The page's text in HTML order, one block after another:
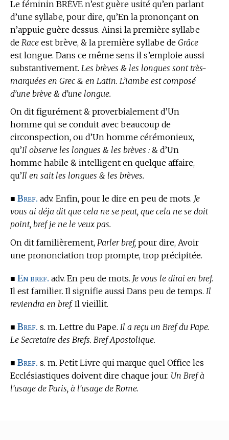
Le féminin BRÈVE n’est guère usité qu’en parlant
d’une syllabe, pour dire, qu’En la prononçant on
n’appuie guère dessus. Ainsi la première syllabe
de Race est brève, & la première syllabe de Grâce
est longue. Dans ce même sens il s’emploie aussi
substantivement. Les brèves & les longues sont très-
marquées en Grec & en Latin. L’iambe est composé
d’une brève & d’une longue.
On dit figurément & proverbialement d’Un
homme qui se conduit avec beaucoup de
circonspection, ou d’Un homme cérémonieux,
qu’Il observe les longues & les brèves : & d’Un
homme habile & intelligent en quelque affaire,
qu’Il en sait les longues & les brèves.
■ Bref. adv. Enfin, pour le dire en peu de mots. Je
vous ai déja dit que cela ne se peut, que cela ne se doit
point, bref je ne le veux pas.
On dit familièrement, Parler bref, pour dire, Avoir
une prononciation trop prompte, trop précipitée.
■ En bref. adv. En peu de mots. Je vous le dirai en bref.
Il est familier. Il signifie aussi Dans peu de temps. Il
reviendra en bref. Il vieillit.
■ Bref. s. m. Lettre du Pape. Il a reçu un Bref du Pape.
Le Secretaire des Brefs. Bref Apostolique.
■ Bref. s. m. Petit Livre qui marque quel Office les
Ecclésiastiques doivent dire chaque jour. Un Bref à
l’usage de Paris, à l’usage de Rome.